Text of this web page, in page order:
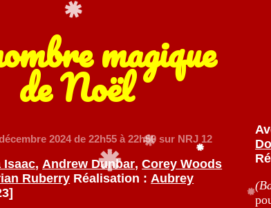
magique
de Noël
2024de 22h55 à 22h50 sur NRJ 12
Isaac,Andrew Dunbar,Corey Woods
Ruberry Réalisation :Aubrey